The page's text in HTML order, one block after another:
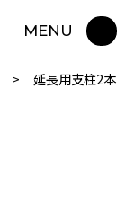
MENU
延長用支柱2本